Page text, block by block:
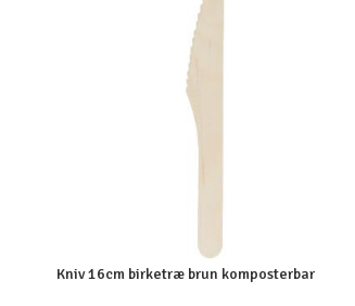
Kniv 16cm birketræ brun komposterbar